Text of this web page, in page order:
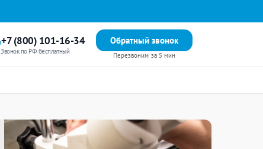
+7 (800) 101-16-34
Звонок по РФ бесплатный
Обратный звонок
Перезвоним за 5 мин